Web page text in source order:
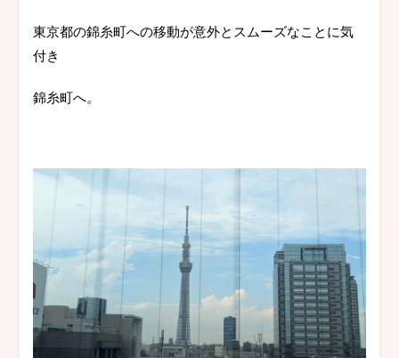
東京都の錦糸町への移動が意外とスムーズなことに気
付き
錦糸町へ。